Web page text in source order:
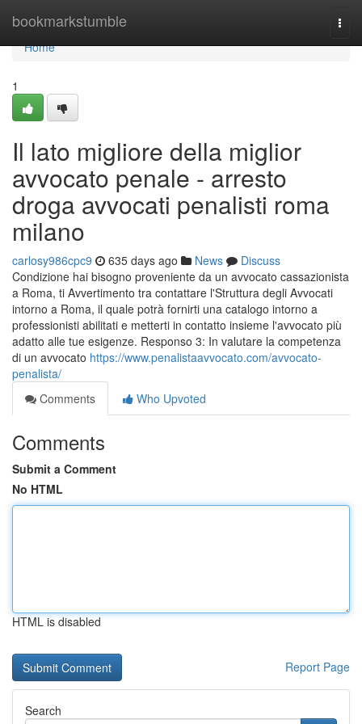
bookmarkstumble
Home
Home
1
Il lato migliore della miglior
avvocato penale - arresto
droga avvocati penalisti roma
milano
carlosy986cpc9 635 days ago News
Discuss
Condizione hai bisogno proveniente da un avvocato cassazionista
a Roma, ti Avvertimento tra contattare l'Struttura degli Avvocati
intorno a Roma, il quale potrà fornirti una catalogo intorno a
professionisti abilitati e metterti in contatto insieme l'avvocato più
adatto alle tue esigenze. Responso 3: In valutare la competenza
di un avvocato https://www.penalistaavvocato.com/avvocato-
penalista/
Comments
Who Upvoted
Comments
Submit a Comment
No HTML
HTML is disabled
Report Page
Search